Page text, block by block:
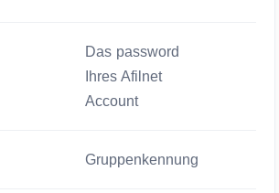
Das password
Ihres Afilnet
Account
Gruppenkennung